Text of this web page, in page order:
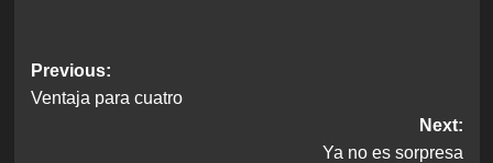
Post
navigation
Previous:
Ventaja para cuatro
Next:
Ya no es sorpresa